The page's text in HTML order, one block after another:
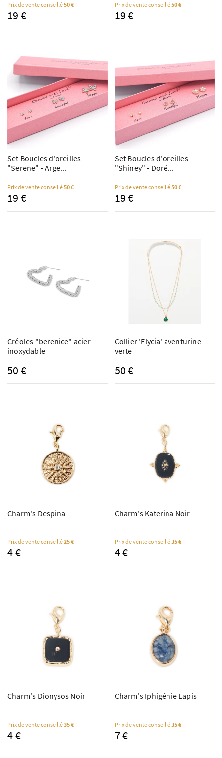
Prix de vente conseillé50 €
19 €
Prix de vente conseillé50 €
19 €
Set Boucles d'oreilles
"Serene" - Arge...
Prix de vente conseillé50 €
19 €
Set Boucles d'oreilles
"Shiney" - Doré...
Prix de vente conseillé50 €
19 €
Créoles "berenice" acier
inoxydable
50 €
Collier 'Elycia' aventurine
verte
50 €
Charm's Despina
Prix de vente conseillé25 €
4 €
Charm's Katerina Noir
Prix de vente conseillé35 €
4 €
Charm's Dionysos Noir
Prix de vente conseillé35 €
4 €
Charm's Iphigénie Lapis
Prix de vente conseillé35 €
7 €